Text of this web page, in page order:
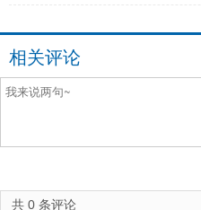
相关评论
共 0 条评论